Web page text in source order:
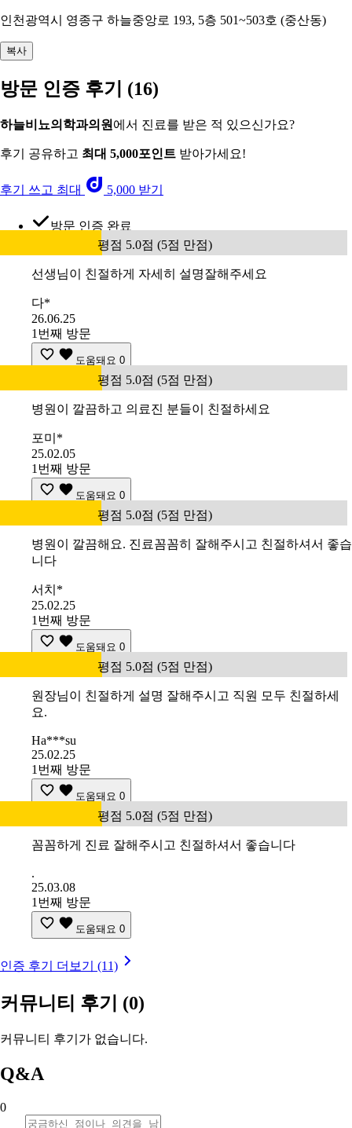
인천광역시 영종구 하늘중앙로 193, 5층 501~503호 (중산동)
복사
방문 인증 후기 (16)
하늘비뇨의학과의원 에서 진료를 받은 적 있으신가요?
후기 공유하고 최대 5,000포인트 받아가세요!
후기 쓰고 최대 5,000 받기
방문 인증 완료
평점 5.0점 (5점 만점)
선생님이 친절하게 자세히 설명잘해주세요
다*
26.06.25
1번째 방문
도움돼요 0
평점 5.0점 (5점 만점)
병원이 깔끔하고 의료진 분들이 친절하세요
포미*
25.02.05
1번째 방문
도움돼요 0
평점 5.0점 (5점 만점)
병원이 깔끔해요. 진료꼼꼼히 잘해주시고 친절하셔서 좋습
니다
서치*
25.02.25
1번째 방문
도움돼요 0
평점 5.0점 (5점 만점)
원장님이 친절하게 설명 잘해주시고 직원 모두 친절하세
요.
Ha***su
25.02.25
1번째 방문
도움돼요 0
평점 5.0점 (5점 만점)
꼼꼼하게 진료 잘해주시고 친절하셔서 좋습니다
.
25.03.08
1번째 방문
도움돼요 0
인증 후기 더보기 (11)
커뮤니티 후기 (0)
커뮤니티 후기가 없습니다.
Q&A
0